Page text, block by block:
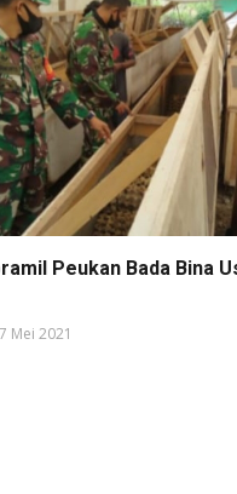
Peukan Bada Bina
Mei 2021